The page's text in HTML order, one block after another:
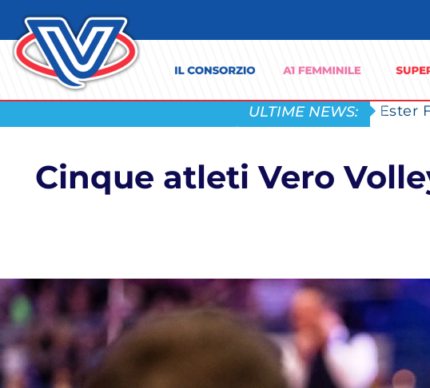
ULTIME NEWS: Ester
Cinque atleti Vero